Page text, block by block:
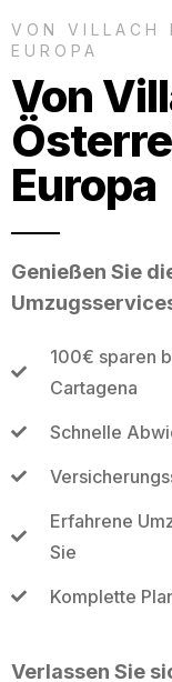
VON VILLACH
EUROPA
Von
Europa
Genießen Sie
100€ sparen
Cartagena
Schnelle
Erfahrene
Sie
Komplette
Verlassen Sie